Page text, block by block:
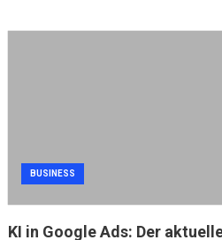
BUSINESS
KI in Google Ads: Der